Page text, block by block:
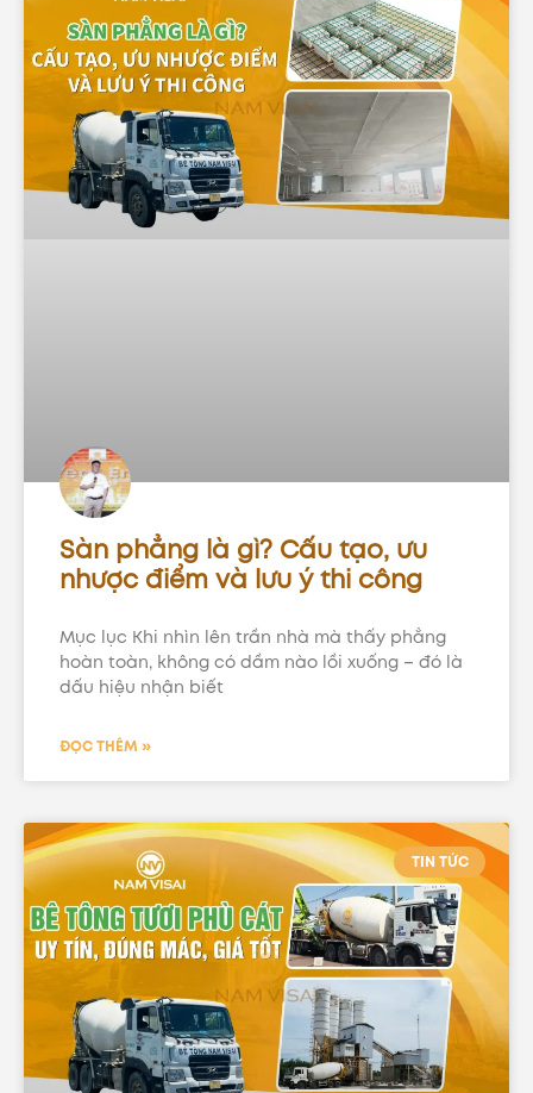
Sàn phẳng là gì? Cấu tạo, ưu
nhược điểm và lưu ý thi công
Mục lục Khi nhìn lên trần nhà mà thấy phẳng
hoàn toàn, không có dầm nào lồi xuống – đó là
dấu hiệu nhận biết
ĐỌC THÊM »
TIN TỨC